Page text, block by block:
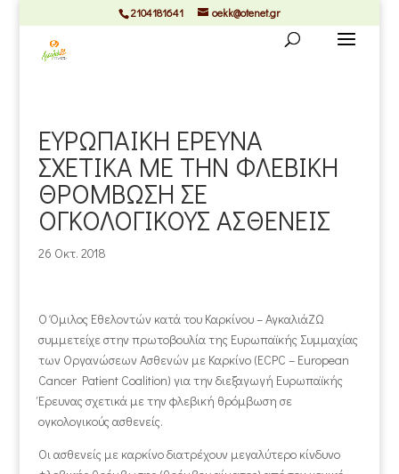
2104181641 oekk@otenet.gr
ΕΥΡΩΠΑΙΚΗ ΕΡΕΥΝΑ
ΣΧΕΤΙΚΑ ΜΕ ΤΗΝ ΦΛΕΒΙΚΗ
ΘΡΟΜΒΩΣΗ ΣΕ
ΟΓΚΟΛΟΓΙΚΟΥΣ ΑΣΘΕΝΕΙΣ
26 Οκτ. 2018
Ο Όμιλος Εθελοντών κατά του Καρκίνου – ΑγκαλιάΖΩ
συμμετείχε στην πρωτοβουλία της Ευρωπαϊκής Συμμαχίας
των Οργανώσεων Ασθενών με Καρκίνο (ECPC – Εuropean
Cancer Patient Coalition) για την διεξαγωγή Ευρωπαϊκής
Έρευνας σχετικά με την φλεβική θρόμβωση σε
ογκολογικούς ασθενείς.
Οι ασθενείς με καρκίνο διατρέχουν μεγαλύτερο κίνδυνο